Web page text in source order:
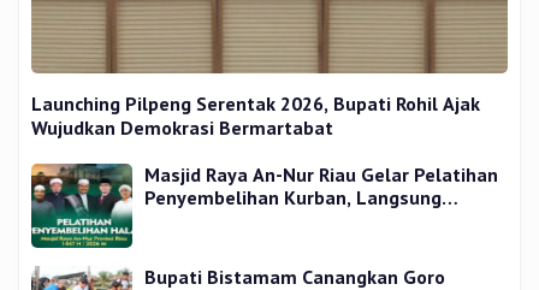
Launching Pilpeng Serentak 2026, Bupati Rohil Ajak
Wujudkan Demokrasi Bermartabat
Masjid Raya An-Nur Riau Gelar Pelatihan
Penyembelihan Kurban, Langsung
Bupati Bistamam Canangkan Goro